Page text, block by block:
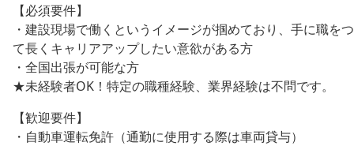
【必須要件】
・建設現場で働くというイメージが掴めており、手に職を
て長くキャリアアップしたい意欲がある方
・全国出張が可能な方
★未経験者OK！特定の職種経験、業界経験は不問です。
【歓迎要件】
・自動車運転免許（通勤に使用する際は車両貸与）